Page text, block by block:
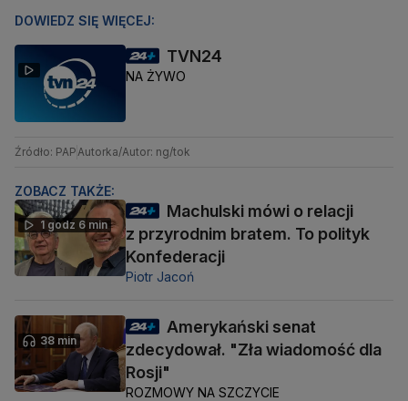
DOWIEDZ SIĘ WIĘCEJ:
TVN24
NA ŻYWO
Źródło: PAP Autorka/Autor: ng/tok
ZOBACZ TAKŻE:
1 godz 6 min
Machulski mówi o relacji
z przyrodnim bratem. To polityk
Konfederacji
Piotr Jacoń
38 min
Amerykański senat
zdecydował. "Zła wiadomość dla
Rosji"
ROZMOWY NA SZCZYCIE